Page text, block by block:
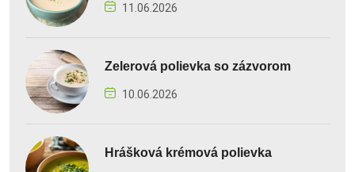
11.06.2026
Zelerová polievka so zázvorom
10.06.2026
Hrášková krémová polievka